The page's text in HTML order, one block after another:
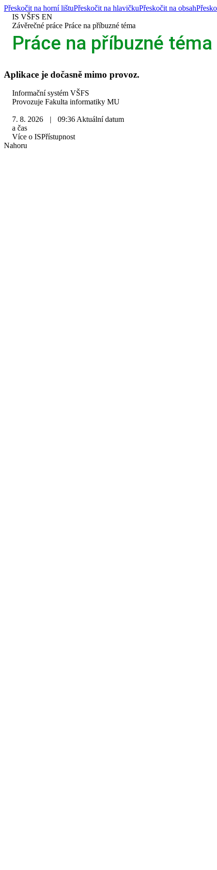
Přeskočit na horní lištuPřeskočit na hlavičkuPřeskočit na obsah
IS VŠFS EN
>
Závěrečné práce >
Práce na příbuzné téma
Práce na příbuzné téma
Aplikace je dočasně mimo provoz.
IS
VŠFS
Informační systém VŠFS
ProvozujeFakulta informatiky MU
7. 8. 2026 09:36Aktuální datum
a čas
Více o ISPřístupnost
Nahoru